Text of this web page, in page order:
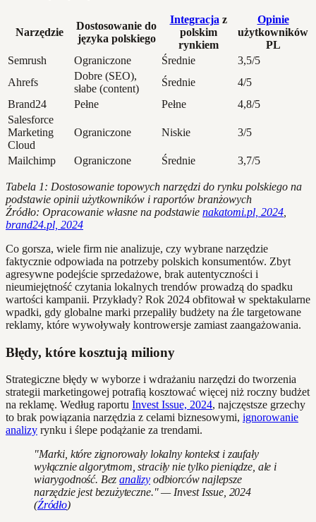
Narzędzie
Dostosowanie do
języka polskiego
Integracja z
polskim
rynkiem
Opinie
użytkowników
PL
Semrush
Ograniczone Średnie
3,5/5
Ahrefs
Dobre (SEO),
słabe (content)
Średnie
4/5
Brand24
Pełne Pełne
4,8/5
Salesforce
Marketing
Cloud
Ograniczone Niskie 3/5
Mailchimp Ograniczone Średnie 3,7/5
Tabela 1: Dostosowanie topowych narzędzi do rynku polskiego na
podstawie opinii użytkowników i raportów branżowych
Źródło: Opracowanie własne na podstawie nakatomi.pl, 2024
brand24.pl, 2024
Co gorsza, wiele firm nie analizuje, czy wybrane narzędzie
faktycznie odpowiada na potrzeby polskich konsumentów. Zbyt
agresywne podejście sprzedażowe, brak autentyczności i
nieumiejętność czytania lokalnych trendów prowadzą do spadku
wartości kampanii. Przykłady? Rok 2024 obfitował w spektakularne
wpadki, gdy globalne marki przepaliły budżety na źle targetowane
reklamy, które wywoływały kontrowersje zamiast zaangażowania.
Błędy, które kosztują miliony
Strategiczne błędy w wyborze i wdrażaniu narzędzi do tworzenia
strategii marketingowej potrafią kosztować więcej niż roczny budżet
na reklamę. Według raportu Invest Issue, 2024, najczęstsze grzechy
to brak powiązania narzędzia z celami biznesowymi, ignorowanie
analizy rynku i ślepe podążanie za trendami.
"Marki, które zignorowały lokalny kontekst i zaufały
wyłącznie algorytmom, straciły nie tylko pieniądze, ale i
wiarygodność. Bezanalizy odbiorców najlepsze
narzędzie jest bezużyteczne." — Invest Issue, 2024
(Źródło)